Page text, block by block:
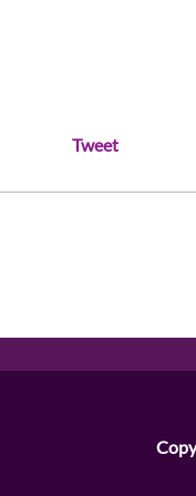
Tweet